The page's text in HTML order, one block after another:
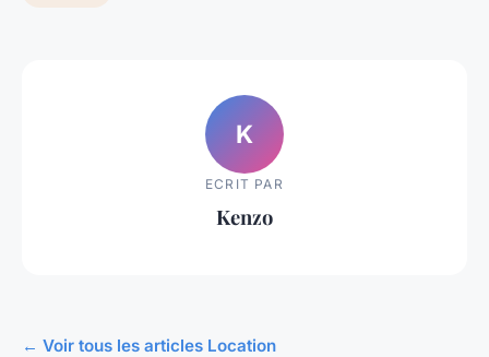
K
ECRIT PAR
Kenzo
← Voir tous les articles Location